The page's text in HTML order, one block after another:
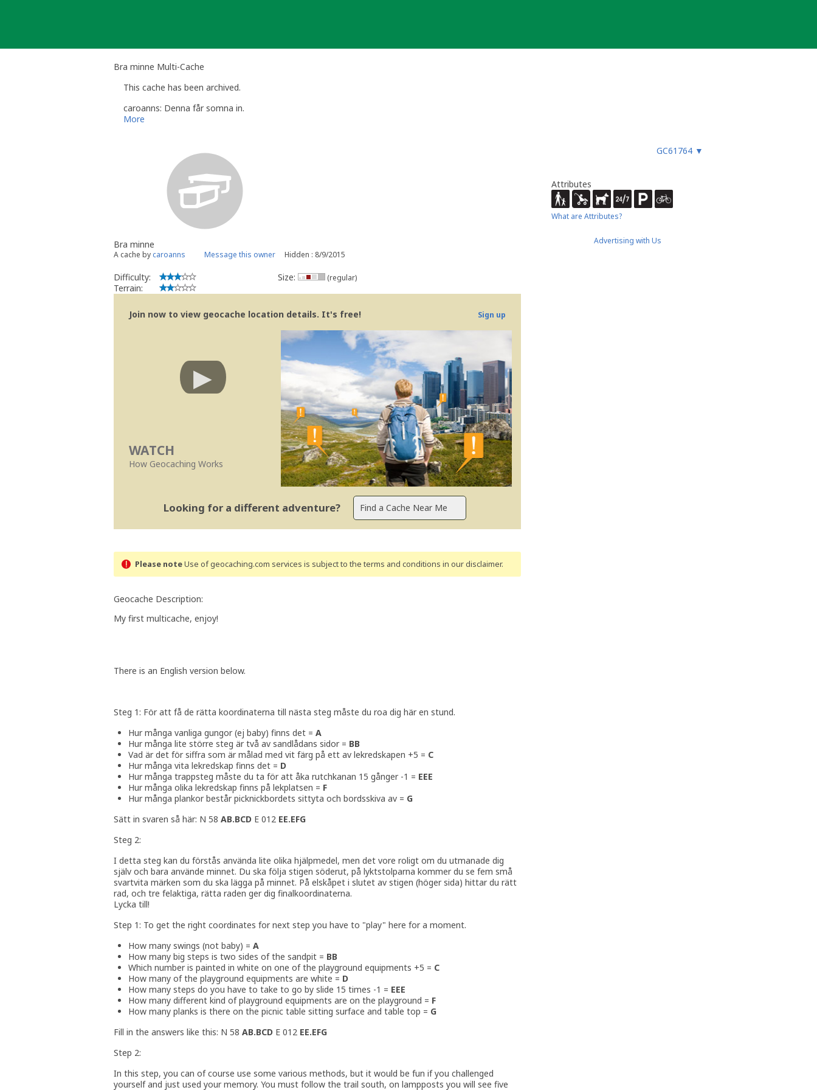
Bra minne Multi-Cache
This cache has been archived.
caroanns: Denna får somna in.
More
GC61764 ▼
Bra minne
A cache by caroanns Message this owner Hidden : 8/9/2015
Difficulty:
Terrain:
Size: (regular)
Join now to view geocache location details. It's free! Sign up
WATCH
How Geocaching Works
Looking for a different adventure?
Please noteUse of geocaching.com services is subject to the terms and conditions in our disclaimer.
Geocache Description:
My first multicache, enjoy!
There is an English version below.
Steg 1: För att få de rätta koordinaterna till nästa steg måste du roa dig här en stund.
Hur många vanliga gungor (ej baby) finns det = A
Hur många lite större steg är två av sandlådans sidor = BB
Vad är det för siffra som är målad med vit färg på ett av lekredskapen +5 = C
Hur många vita lekredskap finns det = D
Hur många trappsteg måste du ta för att åka rutchkanan 15 gånger -1 = EEE
Hur många olika lekredskap finns på lekplatsen = F
Hur många plankor består picknickbordets sittyta och bordsskiva av = G
Sätt in svaren så här: N 58 AB.BCD E 012 EE.EFG
Steg 2:
I detta steg kan du förstås använda lite olika hjälpmedel, men det vore roligt om du utmanade dig
själv och bara använde minnet. Du ska följa stigen söderut, på lyktstolparna kommer du se fem små
svartvita märken som du ska lägga på minnet. På elskåpet i slutet av stigen (höger sida) hittar du rätt
rad, och tre felaktiga, rätta raden ger dig finalkoordinaterna.
Lycka till!
Step 1: To get the right coordinates for next step you have to "play" here for a moment.
How many swings (not baby) = A
How many big steps is two sides of the sandpit = BB
Which number is painted in white on one of the playground equipments +5 = C
How many of the playground equipments are white = D
How many steps do you have to take to go by slide 15 times -1 = EEE
How many different kind of playground equipments are on the playground = F
How many planks is there on the picnic table sitting surface and table top = G
Fill in the answers like this: N 58 AB.BCD E 012 EE.EFG
Step 2:
In this step, you can of course use some various methods, but it would be fun if you challenged
yourself and just used your memory. You must follow the trail south, on lampposts you will see five
Attributes
What are Attributes?
Advertising with Us